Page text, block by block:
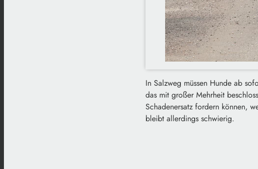
In Salzweg müssen Hunde ab
das mit großer Mehrheit
Schadenersatz fordern können,
bleibt allerdings schwierig.